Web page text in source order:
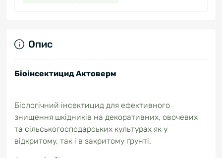
Опис
Біоінсектицид Актоверм
Біологічний інсектицид для ефективного
знищення шкідників на декоративних, овочевих
та сільськогосподарських культурах як у
відкритому, так і в закритому ґрунті.